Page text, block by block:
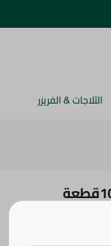
الثلاجات & الفريزر